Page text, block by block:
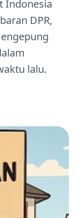
Indonesia
DPR,
lalu.